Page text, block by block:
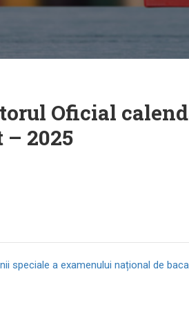
Oficial
2025
speciale a examenului național de